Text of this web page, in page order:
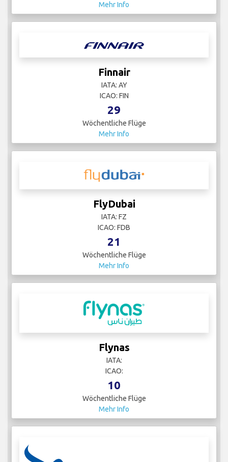
Mehr Info
Finnair
IATA: AY
ICAO: FIN
29
Wöchentliche Flüge
Mehr Info
FlyDubai
IATA: FZ
ICAO: FDB
21
Wöchentliche Flüge
Mehr Info
Flynas
IATA:
ICAO:
10
Wöchentliche Flüge
Mehr Info